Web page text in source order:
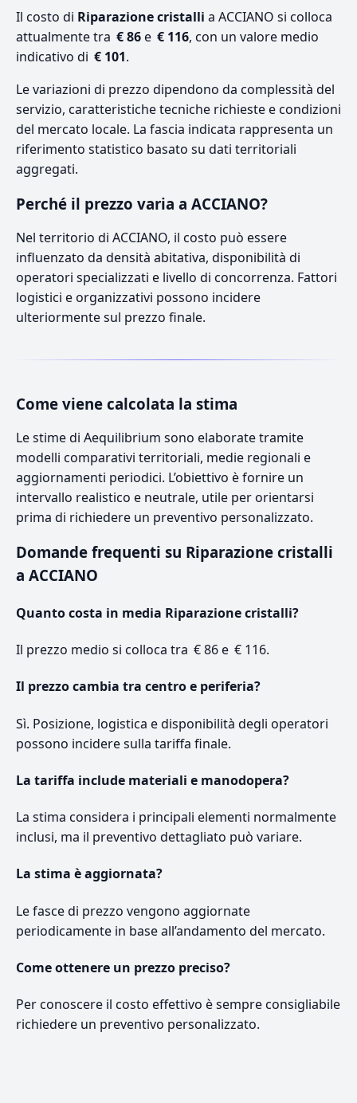
Il costo di Riparazione cristalli a ACCIANO si colloca
attualmente tra € 86e € 116, con un valore medio
indicativo di € 101.
Le variazioni di prezzo dipendono da complessità del
servizio, caratteristiche tecniche richieste e condizioni
del mercato locale. La fascia indicata rappresenta un
riferimento statistico basato su dati territoriali
aggregati.
Perché il prezzo varia a ACCIANO?
Nel territorio di ACCIANO, il costo può essere
influenzato da densità abitativa, disponibilità di
operatori specializzati e livello di concorrenza. Fattori
logistici e organizzativi possono incidere
ulteriormente sul prezzo finale.
Come viene calcolata la stima
Le stime di Aequilibrium sono elaborate tramite
modelli comparativi territoriali, medie regionali e
aggiornamenti periodici. L’obiettivo è fornire un
intervallo realistico e neutrale, utile per orientarsi
prima di richiedere un preventivo personalizzato.
Domande frequenti su Riparazione cristalli
a ACCIANO
Quanto costa in media Riparazione cristalli?
Il prezzo medio si colloca tra € 86 e € 116.
Il prezzo cambia tra centro e periferia?
Sì. Posizione, logistica e disponibilità degli operatori
possono incidere sulla tariffa finale.
La tariffa include materiali e manodopera?
La stima considera i principali elementi normalmente
inclusi, ma il preventivo dettagliato può variare.
La stima è aggiornata?
Le fasce di prezzo vengono aggiornate
periodicamente in base all’andamento del mercato.
Come ottenere un prezzo preciso?
Per conoscere il costo effettivo è sempre consigliabile
richiedere un preventivo personalizzato.